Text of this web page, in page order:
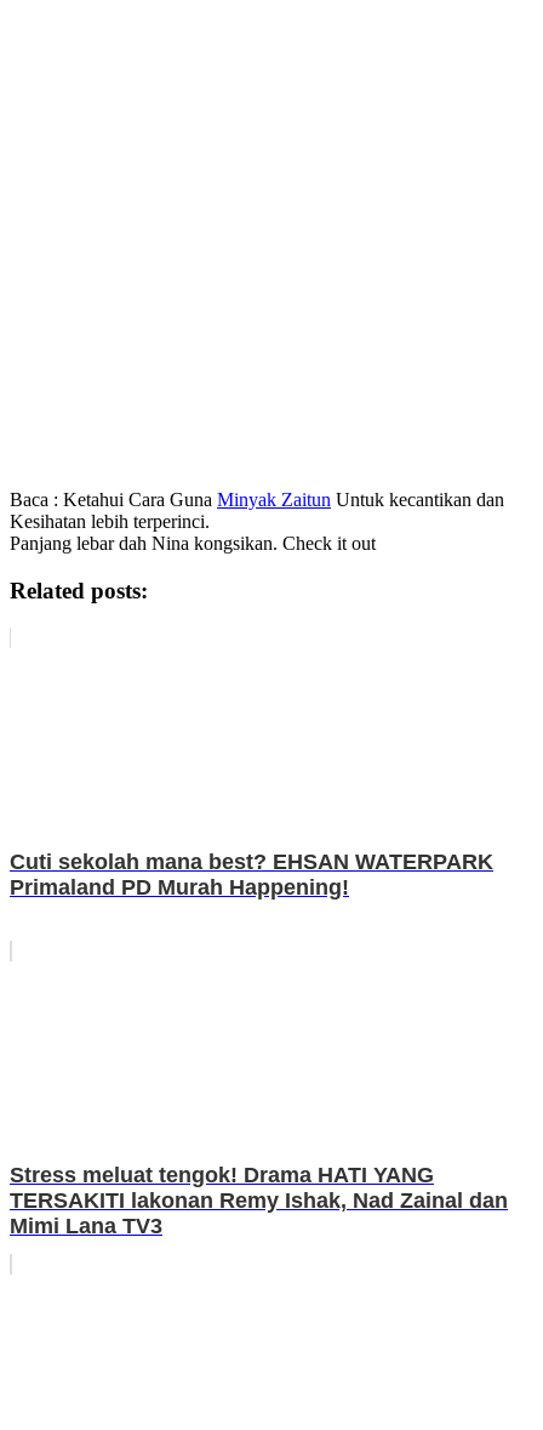
Baca : Ketahui Cara Guna Minyak Zaitun Untuk kecantikan dan
Kesihatan lebih terperinci.
Panjang lebar dah Nina kongsikan. Check it out
Related posts:
Cuti sekolah mana best? EHSAN WATERPARK
Primaland PD Murah Happening!
Stress meluat tengok! Drama HATI YANG
TERSAKITI lakonan Remy Ishak, Nad Zainal dan
Mimi Lana TV3